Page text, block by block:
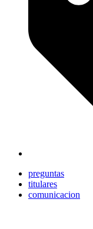
preguntas
titulares
comunicacion